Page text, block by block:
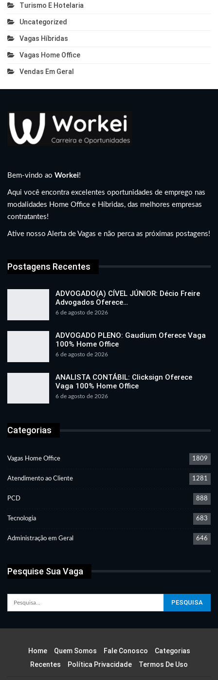
Turismo E Hotelaria
Uncategorized
Vagas Híbridas
Vagas Home Office
Vendas Em Geral
Bem-vindo ao Workei!
Aqui você encontra excelentes oportunidades de emprego nas
modalidades Home Office e Híbridas, das melhores empresas
contratantes!
Ative nosso Alerta de Vagas e não perca as próximas postagens!
Postagens Recentes
ADVOGADO(A) CÍVEL JÚNIOR: Décio Freire
Advogados Oferece…
6 de agosto de 2026
ADVOGADO PLENO: Gaudium Oferece Vaga
100% Home Office
6 de agosto de 2026
ANALISTA CONTÁBIL: Clicksign Oferece
Vaga 100% Home Office
6 de agosto de 2026
Categorias
Vagas Home Office 1809
Atendimento ao Cliente 1281
PCD 888
Tecnologia 683
Administração em Geral 646
Pesquise Sua Vaga
Home Quem Somos Fale Conosco
Categorias
Recentes
Política Privacidade Termos De Uso